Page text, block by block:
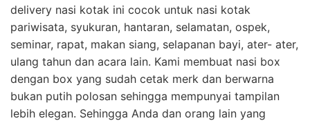
delivery nasi kotak ini cocok untuk nasi kotak
pariwisata, syukuran, hantaran, selamatan, ospek,
seminar, rapat, makan siang, selapanan bayi, ater- ater,
ulang tahun dan acara lain. Kami membuat nasi box
dengan box yang sudah cetak merk dan berwarna
bukan putih polosan sehingga mempunyai tampilan
lebih elegan. Sehingga Anda dan orang lain yang